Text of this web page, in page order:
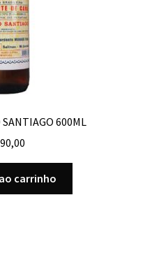
SANTIAGO 600ML
carrinho